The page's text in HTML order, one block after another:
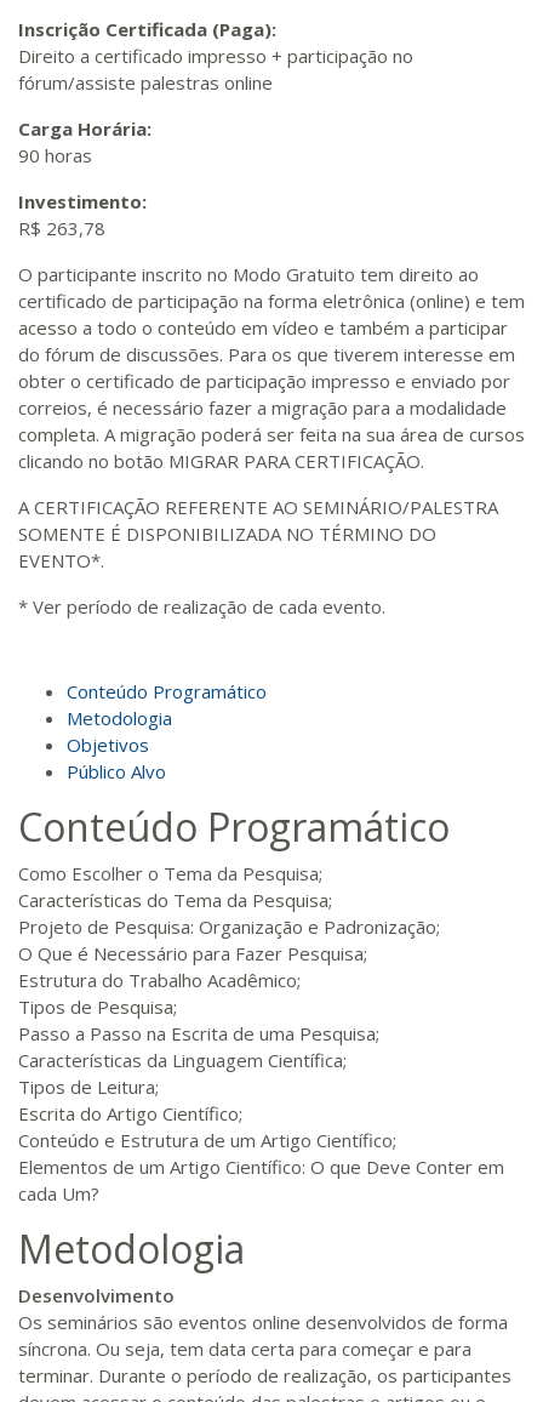
Inscrição Certificada (Paga):
Direito a certificado impresso + participação no
fórum/assiste palestras online
Carga Horária:
90 horas
Investimento:
R$ 263,78
O participante inscrito no Modo Gratuito tem direito ao
certificado de participação na forma eletrônica (online) e tem
acesso a todo o conteúdo em vídeo e também a participar
do fórum de discussões. Para os que tiverem interesse em
obter o certificado de participação impresso e enviado por
correios, é necessário fazer a migração para a modalidade
completa. A migração poderá ser feita na sua área de cursos
clicando no botão MIGRAR PARA CERTIFICAÇÃO.
A CERTIFICAÇÃO REFERENTE AO SEMINÁRIO/PALESTRA
SOMENTE É DISPONIBILIZADA NO TÉRMINO DO
EVENTO*.
* Ver período de realização de cada evento.
Conteúdo Programático
Metodologia
Objetivos
Público Alvo
Conteúdo Programático
Como Escolher o Tema da Pesquisa;
Características do Tema da Pesquisa;
Projeto de Pesquisa: Organização e Padronização;
O Que é Necessário para Fazer Pesquisa;
Estrutura do Trabalho Acadêmico;
Tipos de Pesquisa;
Passo a Passo na Escrita de uma Pesquisa;
Características da Linguagem Científica;
Tipos de Leitura;
Escrita do Artigo Científico;
Conteúdo e Estrutura de um Artigo Científico;
Elementos de um Artigo Científico: O que Deve Conter em
cada Um?
Metodologia
Desenvolvimento
Os seminários são eventos online desenvolvidos de forma
síncrona. Ou seja, tem data certa para começar e para
terminar. Durante o período de realização, os participantes